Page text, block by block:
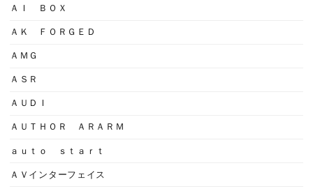
ＡＩ ＢＯＸ
ＡＫ ＦＯＲＧＥＤ
ＡＭＧ
ＡＳＲ
ＡＵＤＩ
ＡＵＴＨＯＲ ＡＲＡＲＭ
ａｕｔｏ ｓｔａｒｔ
ＡＶインターフェイス